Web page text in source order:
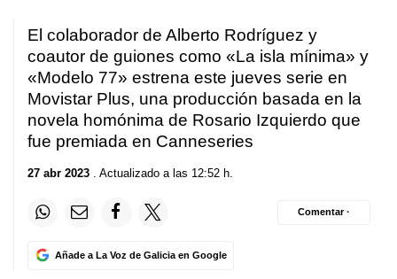
El colaborador de Alberto Rodríguez y
coautor de guiones como «La isla mínima» y
«Modelo 77» estrena este jueves serie en
Movistar Plus, una producción basada en la
novela homónima de Rosario Izquierdo que
fue premiada en Canneseries
27 abr 2023 . Actualizado a las 12:52 h.
Añade a La Voz de Galicia en Google
Comentar ·